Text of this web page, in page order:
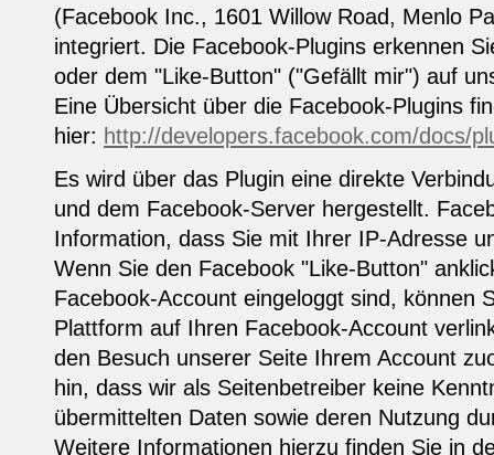
(Facebook Inc., 1601 Willow Road, Menlo
integriert. Die Facebook-Plugins erkennen
oder dem "Like-Button" ("Gefällt mir") auf
Eine Übersicht über die Facebook-Plugins
hier: http://developers.facebook.com/docs/
Es wird über das Plugin eine direkte
und dem Facebook-Server hergestellt.
Information, dass Sie mit Ihrer IP-Adresse
Wenn Sie den Facebook "Like-Button"
Facebook-Account eingeloggt sind, können
Plattform auf Ihren Facebook-Account
den Besuch unserer Seite Ihrem Account
hin, dass wir als Seitenbetreiber keine
übermittelten Daten sowie deren Nutzung
Weitere Informationen hierzu finden Sie in